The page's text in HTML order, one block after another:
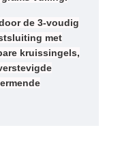
de 3-voudig
met
kruissingels,